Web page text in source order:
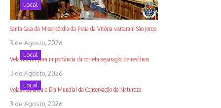
Local
Santa Casa da Misericórdia da Praia da Vitória visitaram São Jorge
3 de Agosto, 2026
Local
Velas alerta para importância da correta separação de resíduos
3 de Agosto, 2026
Local
Velas assinalou o Dia Mundial da Conservação da Natureza
3 de Agosto, 2026